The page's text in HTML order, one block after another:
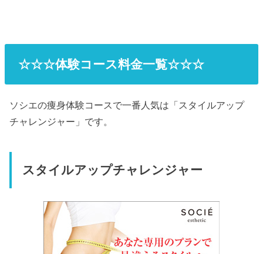
☆☆☆体験コース料金一覧☆☆☆
ソシエの痩身体験コースで一番人気は「スタイルアップ
チャレンジャー」です。
スタイルアップチャレンジャー